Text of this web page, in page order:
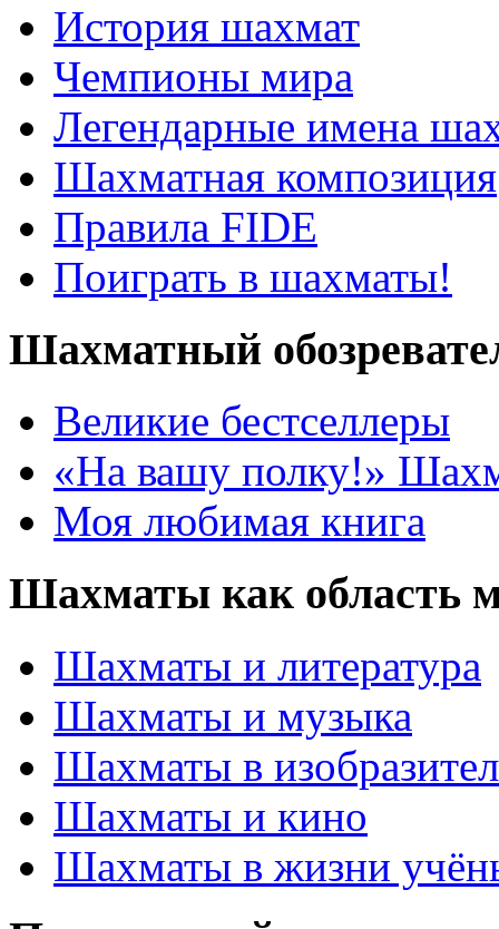
История шахмат
Чемпионы мира
Легендарные имена
Шахматная композиция
Правила FIDE
Поиграть в шахматы!
Шахматный
Великие бестселлеры
«На вашу полку!»
Моя любимая книга
Шахматы как область
Шахматы и литература
Шахматы и музыка
Шахматы в
Шахматы и кино
Шахматы в жизни